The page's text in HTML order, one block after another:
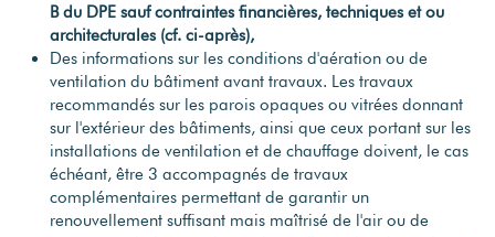
B du DPE sauf contraintes financières, techniques et ou
architecturales (cf. ci-après),
Des informations sur les conditions d'aération ou de
ventilation du bâtiment avant travaux. Les travaux
recommandés sur les parois opaques ou vitrées donnant
sur l'extérieur des bâtiments, ainsi que ceux portant sur les
installations de ventilation et de chauffage doivent, le cas
échéant, être 3 accompagnés de travaux
complémentaires permettant de garantir un
renouvellement suffisant mais maîtrisé de l'air ou de